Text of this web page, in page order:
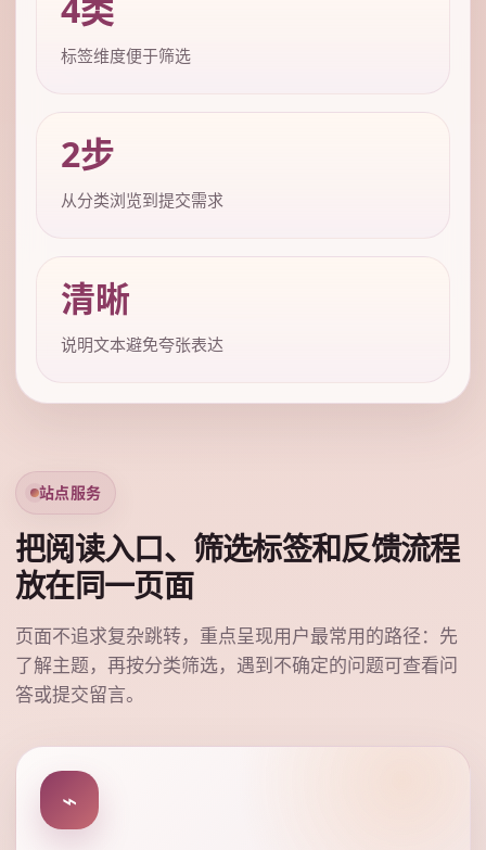
标签维度便于筛选
2步
从分类浏览到提交需求
清晰
说明文本避免夸张表达
站点服务
把阅读入口、筛选标签和反馈流程
放在同一页面
页面不追求复杂跳转，重点呈现用户最常用的路径：先
了解主题，再按分类筛选，遇到不确定的问题可查看问
答或提交留言。
⌁